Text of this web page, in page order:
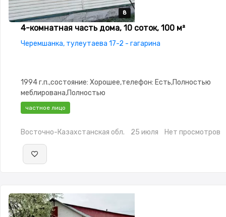
8
8
8
8
8
4-комнатная часть дома, 10 соток, 100 м²
Черемшанка, тулеутаева 17-2 - гагарина
1994 г.п.,состояние: Хорошее,телефон: Есть,Полностью
меблирована,Полностью
меблирована,Домофон,Навес,Баня,Гараж,Сад,Хозпостройки
частное лицо
Восточно-Казахстанская обл. 25 июля Нет просмотров